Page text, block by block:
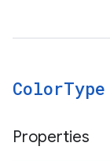
ColorType
Properties